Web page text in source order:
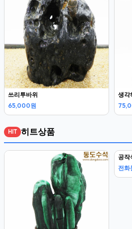
쓰리투바위
65,000원
생각
HIT 히트상품